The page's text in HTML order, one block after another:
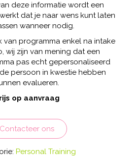
deze informatie wordt een
dat je naar wens kunt laten
wanneer nodig.
van programma enkel na intake
wij zijn van mening dat een
pas echt gepersonaliseerd
persoon in kwestie hebben
evalueren.
op aanvraag
Contacteer ons
Personal Training